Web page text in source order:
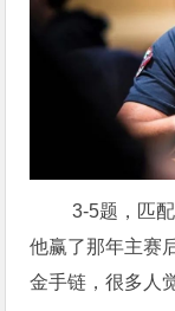
3-5题，匹
他赢了那年主赛
金手链，很多人